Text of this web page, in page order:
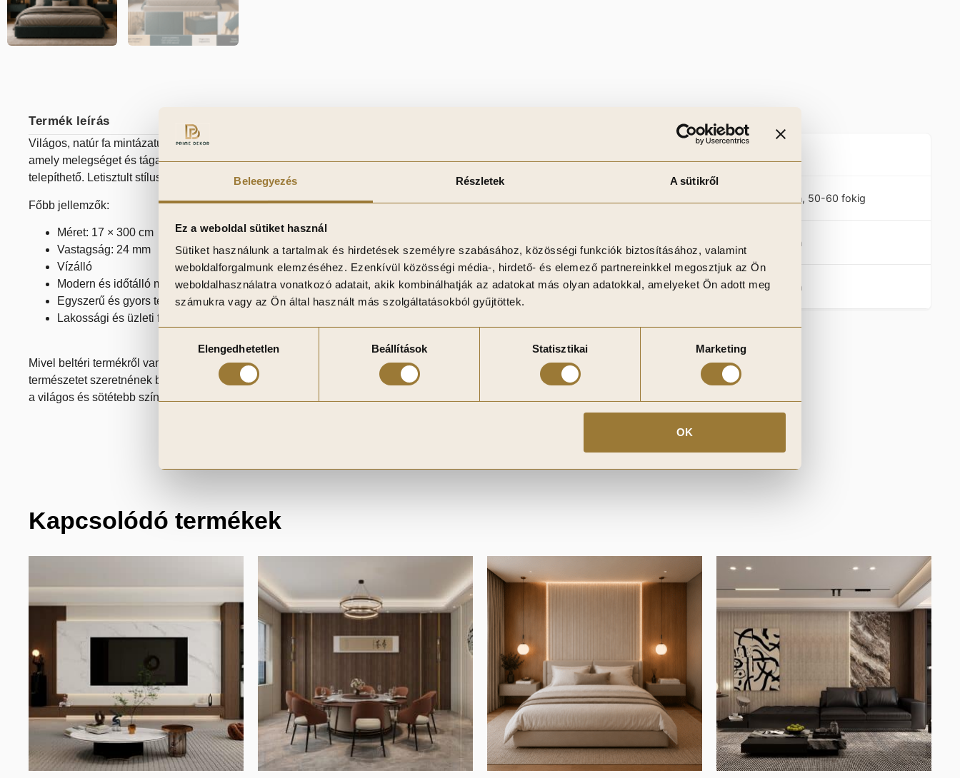
Beleegyezés Részletek A sütikről
Ez a weboldal sütiket használ
Sütiket használunk a tartalmak és hirdetések személyre szabásához, közösségi funkciók biztosításához, valamint
weboldalforgalmunk elemzéséhez. Ezenkívül közösségi média-, hirdető- és elemező partnereinkkel megosztjuk az Ön
weboldalhasználatra vonatkozó adatait, akik kombinálhatják az adatokat más olyan adatokkal, amelyeket Ön adott meg
számukra vagy az Ön által használt más szolgáltatásokból gyűjtöttek.
kiválasztásaElengedhetetlen Beállítások Statisztikai Marketing
OK
Termék leírás
Világos, natúr fa mintázatú falpanel skandináv és modern-rusztikus enteriőrökbe. Természetes erezetű, barátságos felület,
amely melegséget és tágasságérzetet ad a térnek. Víz- és hőálló, karcálló, egyszerűen tisztítható, ragasztással gyorsan
telepíthető. Letisztult stílus, ami harmóniát visz bármely helyiségbe.
Főbb jellemzők:
Méret: 17 × 300 cm
Vastagság: 24 mm
Vízálló
Modern és időtálló megjelenés
Egyszerű és gyors telepítés
Lakossági és üzleti felhasználásra egyaránt ajánlott
Mivel beltéri termékről van szó, így a felhasználási területe számos. Minden olyan helységbe passzol, ahová egy kis
természetet szeretnének becsempészni, illetve nagyon jól kombinálható a krémes, márványos, textiles felületekkel, valamint
a világos és sötétebb színárnyalatokkal.
Igen, 50-60 fokig
Igen
Beltéri Igen
Kapcsolódó termékek